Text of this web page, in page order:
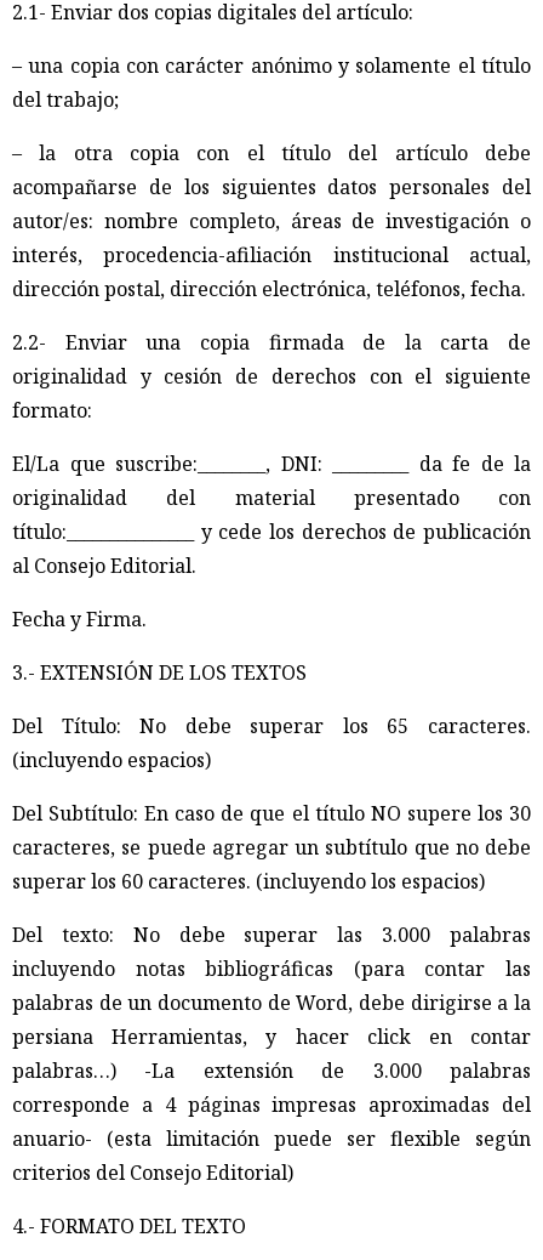
2.1- Enviar dos copias digitales del artículo:
– una copia con carácter anónimo y solamente el título
del trabajo;
– la otra copia con el título del artículo debe
acompañarse de los siguientes datos personales del
autor/es: nombre completo, áreas de investigación o
interés, procedencia-afiliación institucional actual,
dirección postal, dirección electrónica, teléfonos, fecha.
2.2- Enviar una copia firmada de la carta de
originalidad y cesión de derechos con el siguiente
formato:
El/La que suscribe:________, DNI: _________ da fe de la
originalidad del material presentado con
título:_______________ y cede los derechos de publicación
al Consejo Editorial.
Fecha y Firma.
3.- EXTENSIÓN DE LOS TEXTOS
Del Título: No debe superar los 65 caracteres.
(incluyendo espacios)
Del Subtítulo: En caso de que el título NO supere los 30
caracteres, se puede agregar un subtítulo que no debe
superar los 60 caracteres. (incluyendo los espacios)
Del texto: No debe superar las 3.000 palabras
incluyendo notas bibliográficas (para contar las
palabras de un documento de Word, debe dirigirse a la
persiana Herramientas, y hacer click en contar
palabras…) -La extensión de 3.000 palabras
corresponde a 4 páginas impresas aproximadas del
anuario- (esta limitación puede ser flexible según
criterios del Consejo Editorial)
4.- FORMATO DEL TEXTO